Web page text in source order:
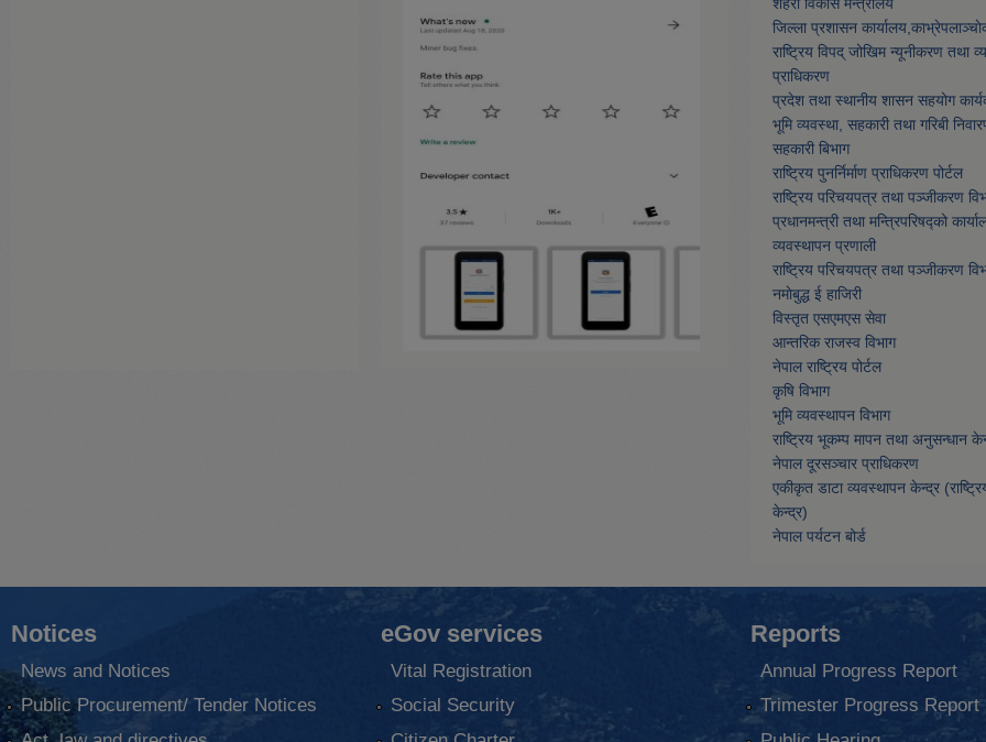
शहरी विकास मन्त्रालय
जिल्ला प्रशासन
राष्ट्रिय विपद् जोखिम न्यूनीकरण तथा
प्राधिकरण
प्रदेश तथा स्थानीय शासन सहयोग
भूमि व्यवस्था, सहकारी तथा गरिबी
सहकारी बिभाग
राष्ट्रिय पुनर्निर्माण प्राधिकरण पोर्टल
राष्ट्रिय परिचयपत्र तथा पञ्जीकरण
प्रधानमन्त्री तथा मन्त्रिपरिषद्को
व्यवस्थापन प्रणाली
राष्ट्रिय परिचयपत्र तथा पञ्जीकरण
नमाेबुद्ध ई हाजिरी
विस्तृत एसएमएस सेवा
आन्तरिक राजस्व विभाग
नेपाल राष्ट्रिय पोर्टल
कृषि विभाग
भूमि व्यवस्थापन विभाग
राष्ट्रिय भूकम्प मापन तथा अनुसन्धान
नेपाल दूरसञ्चार प्राधिकरण
एकीकृत डाटा व्यवस्थापन केन्द्र
केन्द्र)
नेपाल पर्यटन बोर्ड
Notices
News and Notices
Public Procurement/ Tender Notices
eGov services
Vital Registration
Social Security
Reports
Annual Progress Report
Trimester Progress Report